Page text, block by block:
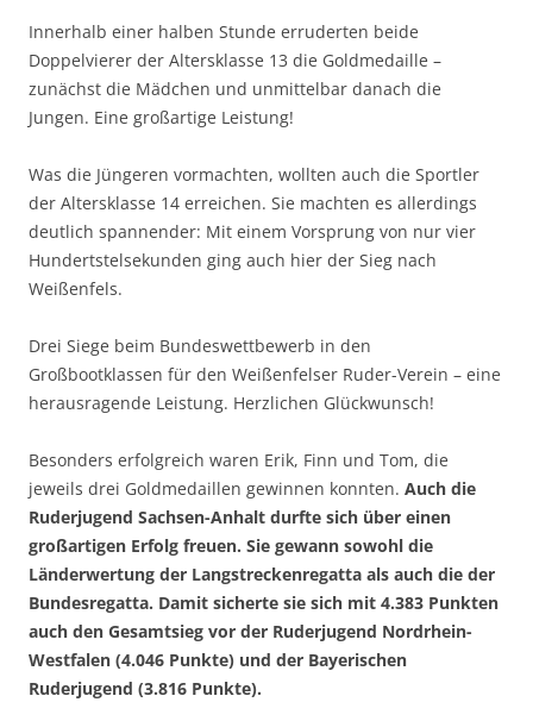
Innerhalb einer halben Stunde erruderten beide
Doppelvierer der Altersklasse 13 die Goldmedaille –
zunächst die Mädchen und unmittelbar danach die
Jungen. Eine großartige Leistung!
Was die Jüngeren vormachten, wollten auch die Sportler
der Altersklasse 14 erreichen. Sie machten es allerdings
deutlich spannender: Mit einem Vorsprung von nur vier
Hundertstelsekunden ging auch hier der Sieg nach
Weißenfels.
Drei Siege beim Bundeswettbewerb in den
Großbootklassen für den Weißenfelser Ruder-Verein – eine
herausragende Leistung. Herzlichen Glückwunsch!
Besonders erfolgreich waren Erik, Finn und Tom, die
jeweils drei Goldmedaillen gewinnen konnten. Auch die
Ruderjugend Sachsen-Anhalt durfte sich über einen
großartigen Erfolg freuen. Sie gewann sowohl die
Länderwertung der Langstreckenregatta als auch die der
Bundesregatta. Damit sicherte sie sich mit 4.383 Punkten
auch den Gesamtsieg vor der Ruderjugend Nordrhein-
Westfalen (4.046 Punkte) und der Bayerischen
Ruderjugend (3.816 Punkte).